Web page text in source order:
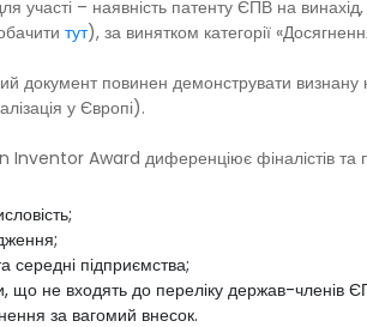
участі – наявність патенту ЄПВ на
тут), за винятком категорії
документ повинен демонструвати визнану
у Європі).
Inventor Award диференціює фіналістів та
середні підприємства;
що не входять до переліку держав-членів
за вагомий внесок.